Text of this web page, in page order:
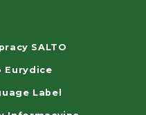
SALTO
Eurydice
Label